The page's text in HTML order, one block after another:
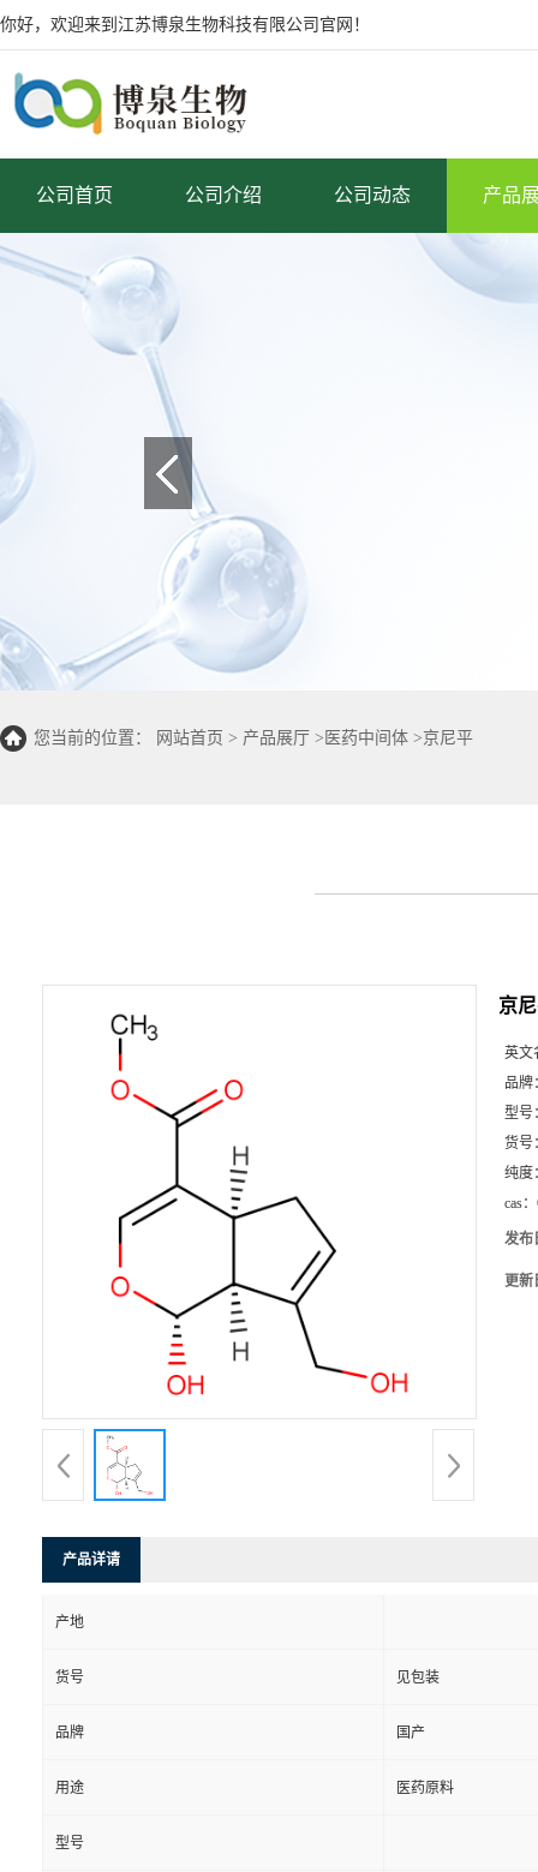
你好，欢迎来到江苏博泉生物科技有限公司官网！
公司首页 公司介绍 公司动态 产品
您当前的位置： 网站首页 > 产品展厅 > 医药中间体 >京尼平
京
英文
品牌
型号
货号
纯度
cas：
发布
更新
产品详请
产地
货号 见包装
品牌 国产
用途 医药原料
型号